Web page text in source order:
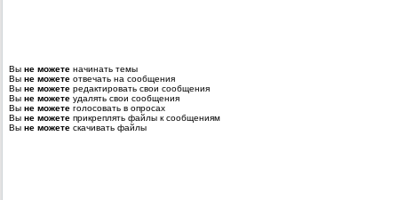
Вы не можете начинать темы
Вы не можете отвечать на сообщения
Вы не можете редактировать свои сообщения
Вы не можете удалять свои сообщения
Вы не можете голосовать в опросах
Вы не можете прикреплять файлы к сообщениям
Вы не можете скачивать файлы